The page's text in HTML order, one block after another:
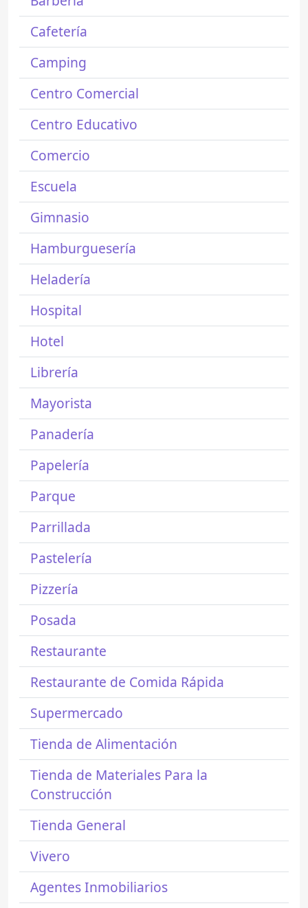
Cafetería
Camping
Centro Comercial
Centro Educativo
Comercio
Escuela
Gimnasio
Hamburguesería
Heladería
Hospital
Hotel
Librería
Mayorista
Panadería
Papelería
Parque
Parrillada
Pastelería
Pizzería
Posada
Restaurante
Restaurante de Comida Rápida
Supermercado
Tienda de Alimentación
Tienda de Materiales Para la
Construcción
Tienda General
Vivero
Agentes Inmobiliarios